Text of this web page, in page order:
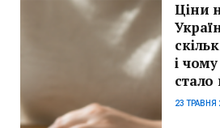
Ціни
і
23 ТРАВНЯ